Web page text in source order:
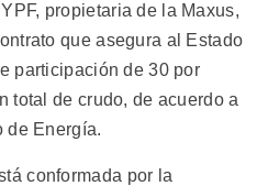
propietaria de la Maxus,
que asegura al Estado
participación de 30 por
total de crudo, de acuerdo a
de Energía.
conformada por la